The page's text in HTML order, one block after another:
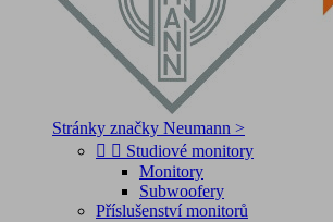
Stránky značky Neumann >
  Studiové monitory
Monitory
Subwoofery
Příslušenství monitorů